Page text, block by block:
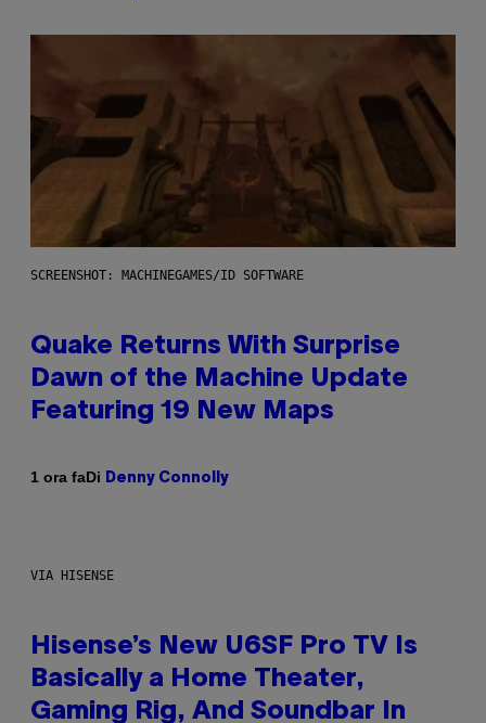
SCREENSHOT: MACHINEGAMES/ID SOFTWARE
Quake Returns With Surprise
Dawn of the Machine Update
Featuring 19 New Maps
1 ora faDi Denny Connolly
VIA HISENSE
Hisense’s New U6SF Pro TV Is
Basically a Home Theater,
Gaming Rig, And Soundbar In